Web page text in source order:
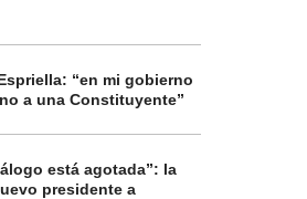
“en mi gobierno
a una Constituyente”
está agotada”: la
presidente a